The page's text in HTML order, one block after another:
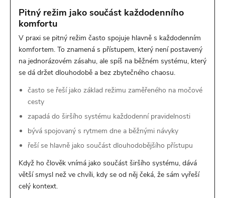
Pitný režim jako součást každodenního
komfortu
V praxi se pitný režim často spojuje hlavně s každodenním
komfortem. To znamená s přístupem, který není postavený
na jednorázovém zásahu, ale spíš na běžném systému, který
se dá držet dlouhodobě a bez zbytečného chaosu.
často se řeší jako základ režimu zaměřeného na močové
cesty
zapadá do širšího systému každodenní pravidelnosti
bývá spojovaný s rytmem dne a běžnými návyky
řeší se hlavně jako součást dlouhodobějšího přístupu
Když ho člověk vnímá jako součást širšího systému, dává
větší smysl než ve chvíli, kdy se od něj čeká, že sám vyřeší
celý kontext.